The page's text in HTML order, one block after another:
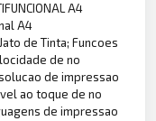
A4
A4
de Tinta; Funcoes
de no
de impressao
ao toque de no
de impressao